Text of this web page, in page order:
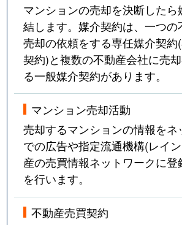
マンションの売却を決断した
結します。媒介契約は、一つの
売却の依頼をする専任媒介契約
契約)と複数の不動産会社に売
る一般媒介契約があります。
マンション売却活動
売却するマンションの情報をネ
での広告や指定流通機構(レイ
産の売買情報ネットワークに登
を行います。
不動産売買契約